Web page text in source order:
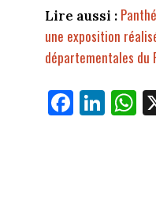
Lire aussi :
une exposition
départementales du
Fa
ce
Li
nk
W